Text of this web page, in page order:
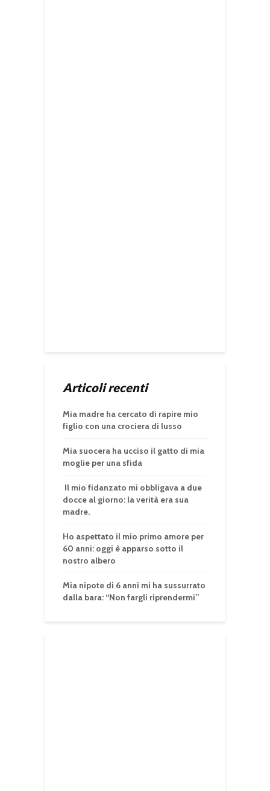
Articoli recenti
Mia madre ha cercato di rapire mio
figlio con una crociera di lusso
Mia suocera ha ucciso il gatto di mia
moglie per una sfida
Il mio fidanzato mi obbligava a due
docce al giorno: la verità era sua
madre.
Ho aspettato il mio primo amore per
60 anni: oggi è apparso sotto il
nostro albero
Mia nipote di 6 anni mi ha sussurrato
dalla bara: “Non fargli riprendermi”